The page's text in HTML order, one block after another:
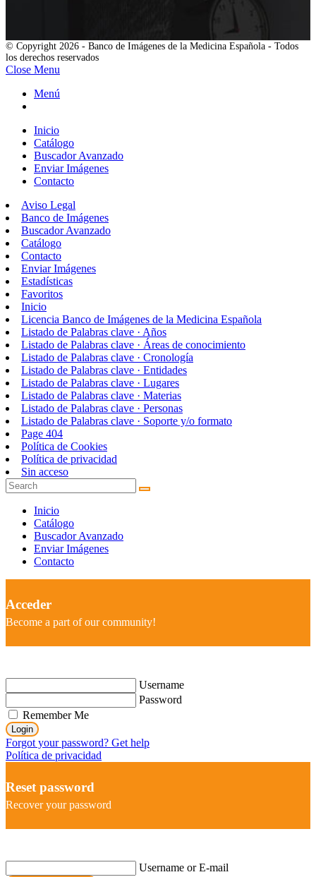
© Copyright 2026 - Banco de Imágenes de la Medicina Española - Todos
los derechos reservados
Close Menu
Menú
Inicio
Catálogo
Buscador Avanzado
Enviar Imágenes
Contacto
Aviso Legal
Banco de Imágenes
Buscador Avanzado
Catálogo
Contacto
Enviar Imágenes
Estadísticas
Favoritos
Inicio
Licencia Banco de Imágenes de la Medicina Española
Listado de Palabras clave · Años
Listado de Palabras clave · Áreas de conocimiento
Listado de Palabras clave · Cronología
Listado de Palabras clave · Entidades
Listado de Palabras clave · Lugares
Listado de Palabras clave · Materias
Listado de Palabras clave · Personas
Listado de Palabras clave · Soporte y/o formato
Page 404
Política de Cookies
Política de privacidad
Sin acceso
Inicio
Catálogo
Buscador Avanzado
Enviar Imágenes
Contacto
Acceder
Become a part of our community!
Username
Password
Remember Me
Login
Forgot your password? Get help
Política de privacidad
Reset password
Recover your password
Username or E-mail